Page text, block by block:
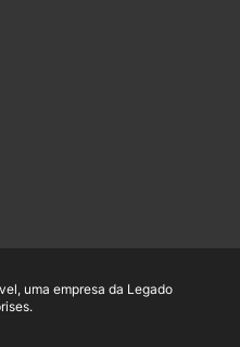
uma empresa da Legado